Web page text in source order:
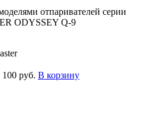
отпаривателей серии
ODYSSEY Q-9
100 руб. В корзину